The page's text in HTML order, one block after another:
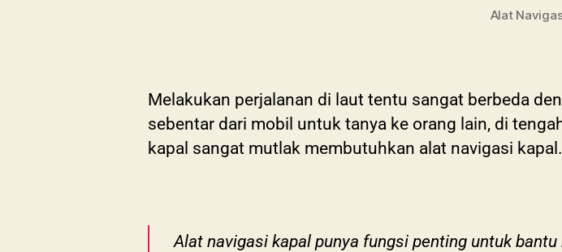
Alat
Melakukan perjalanan di laut tentu sangat berbeda
sebentar dari mobil untuk tanya ke orang lain, di
kapal sangat mutlak membutuhkan alat navigasi
Alat navigasi kapal punya fungsi penting untuk